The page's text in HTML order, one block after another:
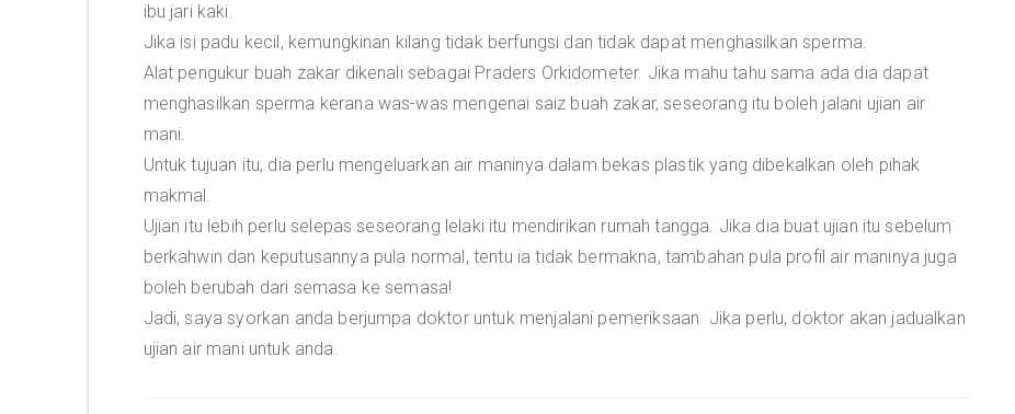
ibu jari kaki.
Jika isi padu kecil, kemungkinan kilang tidak berfungsi dan tidak dapat menghasilkan sperma.
Alat pengukur buah zakar dikenali sebagai Praders Orkidometer. Jika mahu tahu sama ada dia dapat
menghasilkan sperma kerana was-was mengenai saiz buah zakar, seseorang itu boleh jalani ujian air
mani.
Untuk tujuan itu, dia perlu mengeluarkan air maninya dalam bekas plastik yang dibekalkan oleh pihak
makmal.
Ujian itu lebih perlu selepas seseorang lelaki itu mendirikan rumah tangga. Jika dia buat ujian itu sebelum
berkahwin dan keputusannya pula normal, tentu ia tidak bermakna, tambahan pula profil air maninya juga
boleh berubah dari semasa ke semasa!
Jadi, saya syorkan anda berjumpa doktor untuk menjalani pemeriksaan. Jika perlu, doktor akan jadualkan
ujian air mani untuk anda.